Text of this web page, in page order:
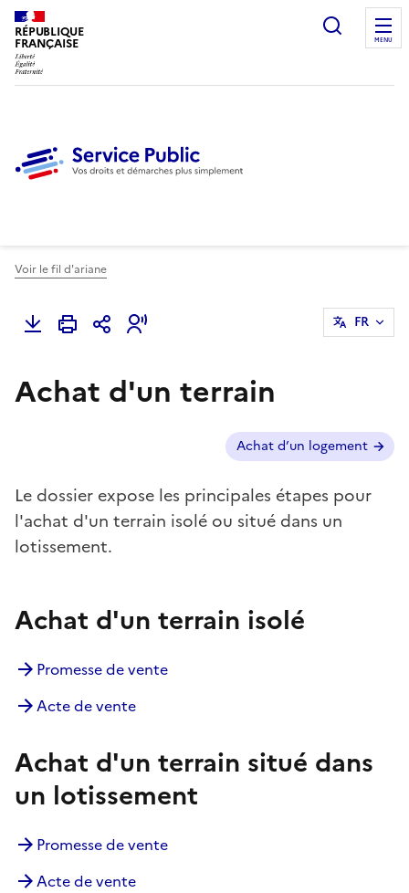
RÉPUBLIQUE
FRANÇAISE
Ouvrir
MENU
Voir le fil d'ariane
FR
Achat d'un terrain
Achat d’un logement
Le dossier expose les principales étapes pour
l'achat d'un terrain isolé ou situé dans un
lotissement.
Achat d'un terrain isolé
Promesse de vente
Acte de vente
Achat d'un terrain situé dans
un lotissement
Promesse de vente
Acte de vente